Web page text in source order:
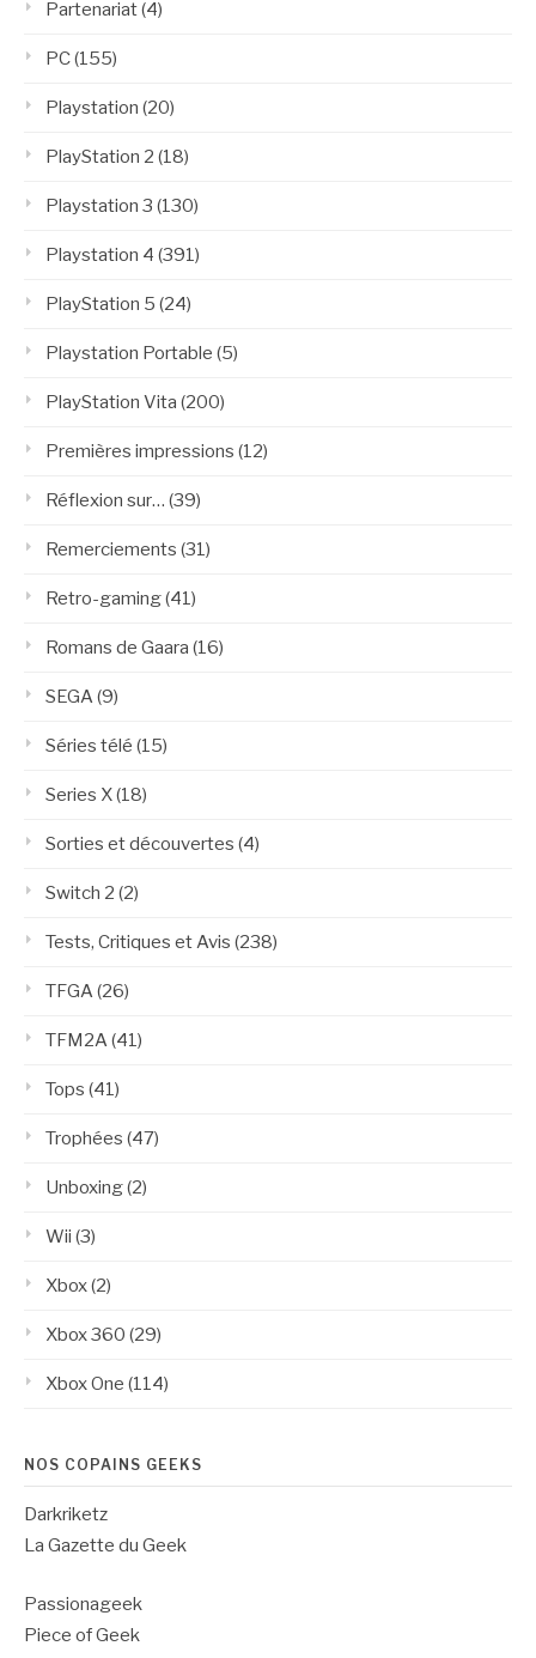
Partenariat(4)
PC(155)
Playstation (20)
PlayStation 2 (18)
Playstation 3 (130)
Playstation 4 (391)
PlayStation 5 (24)
Playstation Portable (5)
PlayStation Vita (200)
Premières impressions (12)
Réflexion sur… (39)
Remerciements (31)
Retro-gaming(41)
Romans de Gaara (16)
SEGA(9)
Séries télé (15)
Series X(18)
Sorties et découvertes (4)
Switch 2 (2)
Tests, Critiques et Avis (238)
TFGA(26)
TFM2A(41)
Tops (41)
Trophées (47)
Unboxing(2)
Wii (3)
Xbox(2)
Xbox 360 (29)
Xbox One (114)
NOS COPAINS GEEKS
Darkriketz
La Gazette du Geek
Passionageek
Piece of Geek